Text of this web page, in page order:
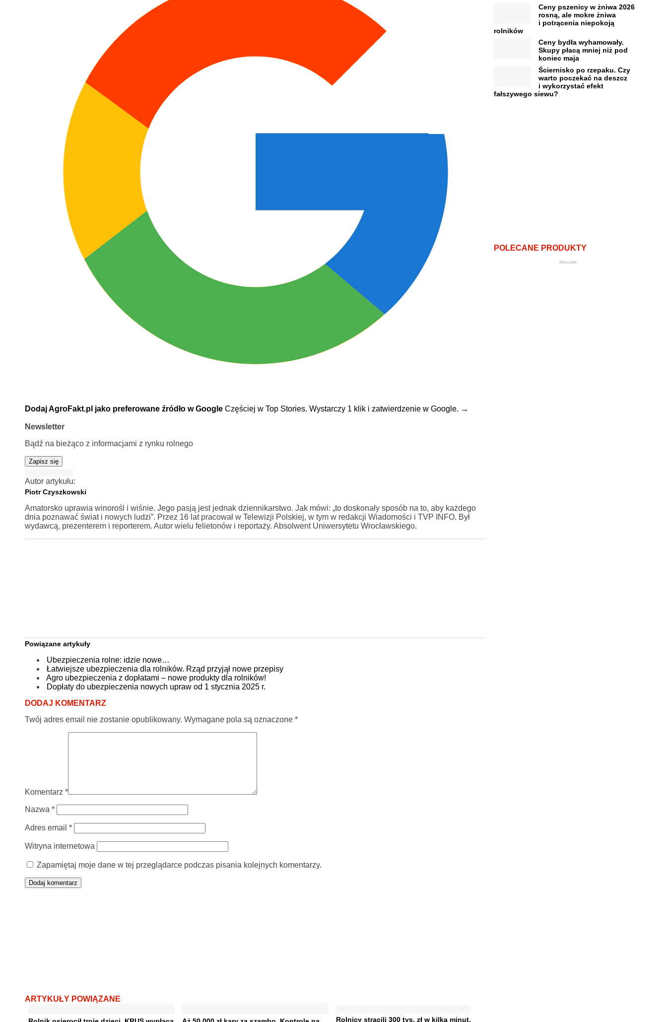
Dodaj AgroFakt.pl jako preferowane źródło w Google Częściej w Top Stories. Wystarczy 1 klik i zatwierdzenie w Google. →
Newsletter
Bądź na bieżąco z informacjami z rynku rolnego
Zapisz się
Autor artykułu:
Piotr Czyszkowski
Amatorsko uprawia winorośl i wiśnie. Jego pasją jest jednak dziennikarstwo. Jak mówi: „to doskonały sposób na to, aby każdego
dnia poznawać świat i nowych ludzi”. Przez 16 lat pracował w Telewizji Polskiej, w tym w redakcji Wiadomości i TVP INFO. Był
wydawcą, prezenterem i reporterem. Autor wielu felietonów i reportaży. Absolwent Uniwersytetu Wrocławskiego.
Powiązane artykuły
Ubezpieczenia rolne: idzie nowe…
Łatwiejsze ubezpieczenia dla rolników. Rząd przyjął nowe przepisy
Agro ubezpieczenia z dopłatami – nowe produkty dla rolników!
Dopłaty do ubezpieczenia nowych upraw od 1 stycznia 2025 r.
DODAJ KOMENTARZ
Twój adres email nie zostanie opublikowany. Wymagane pola są oznaczone *
Komentarz *
Nazwa *
Adres email *
Witryna internetowa
Zapamiętaj moje dane w tej przeglądarce podczas pisania kolejnych komentarzy.
ARTYKUŁY POWIĄZANE
Rolnicy stracili 300 tys. zł w kilka minut.
Ceny pszenicy w żniwa 2026
rosną, ale mokre żniwa
i potrącenia niepokoją
rolników
Ceny bydła wyhamowały.
Skupy płacą mniej niż pod
koniec maja
Ściernisko po rzepaku. Czy
warto poczekać na deszcz
i wykorzystać efekt
fałszywego siewu?
POLECANE PRODUKTY
REKLAMA